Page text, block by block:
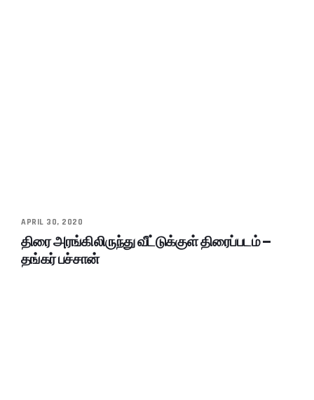
APRIL 30, 2020
திரை அரங்கிலிருந்து வீட்டுக்குள் திரைப்படம் –
தங்கர் பச்சான்